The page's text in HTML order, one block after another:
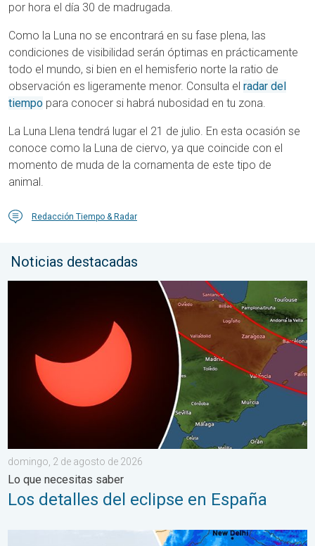
por hora el día 30 de madrugada.
Como la Luna no se encontrará en su fase plena, las
condiciones de visibilidad serán óptimas en prácticamente
todo el mundo, si bien en el hemisferio norte la ratio de
observación es ligeramente menor. Consulta el radar del
tiempo para conocer si habrá nubosidad en tu zona.
La Luna Llena tendrá lugar el 21 de julio. En esta ocasión se
conoce como la Luna de ciervo, ya que coincide con el
momento de muda de la cornamenta de este tipo de
animal.
Redacción Tiempo & Radar
Noticias destacadas
Los detalles del eclipse en España. Lo que necesitas saber.
domingo, 2 de agosto de 2026
Lo que necesitas saber
Los detalles del eclipse en España
El monzón azota regiones de Asia. Graves inundaciones. . .